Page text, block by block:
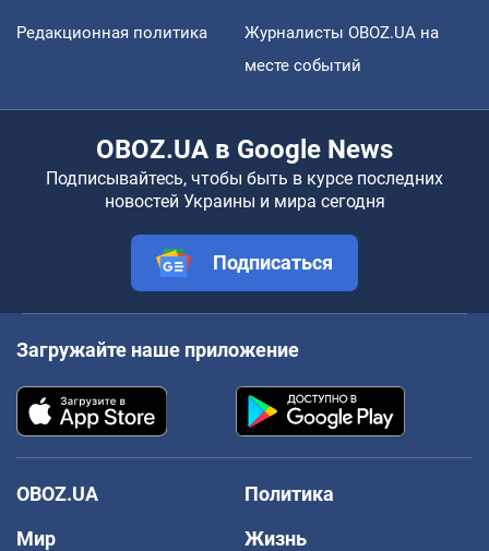
Редакционная политика
Журналисты OBOZ.UA на
месте событий
OBOZ.UA в Google News
Подписывайтесь, чтобы быть в курсе последних
новостей Украины и мира сегодня
Подписаться
Загружайте наше приложение
OBOZ.UA
Политика
Мир
Жизнь